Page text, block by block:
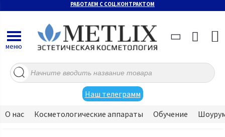
РАБОТАЕМ С СОЦ.КОНТРАКТОМ
Поиск
товаров
Наш телеграмм
меню
О нас Косметологические аппараты Обучение